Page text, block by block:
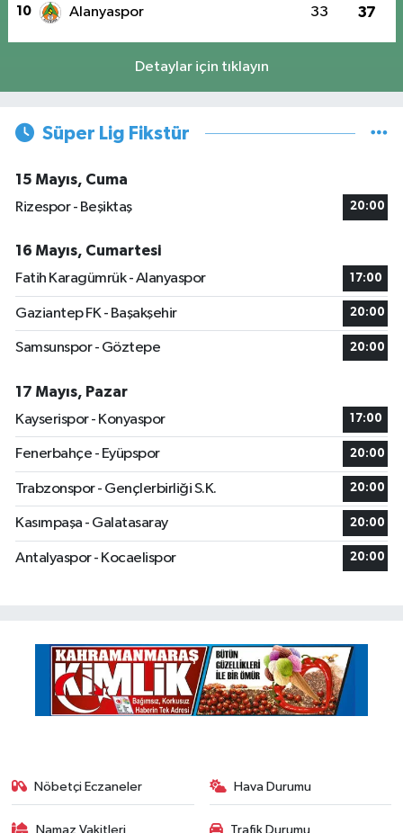
10 Alanyaspor 33 37
Detaylar için tıklayın
Süper Lig Fikstür
15 Mayıs, Cuma
Rizespor - Beşiktaş
20:00
16 Mayıs, Cumartesi
Fatih Karagümrük - Alanyaspor
17:00
Gaziantep FK - Başakşehir 20:00
Samsunspor - Göztepe 20:00
17 Mayıs, Pazar
Kayserispor - Konyaspor
17:00
Fenerbahçe - Eyüpspor 20:00
Trabzonspor - Gençlerbirliği S.K. 20:00
Kasımpaşa - Galatasaray 20:00
Antalyaspor - Kocaelispor 20:00
Nöbetçi Eczaneler Hava Durumu
Namaz Vakitleri Trafik Durumu